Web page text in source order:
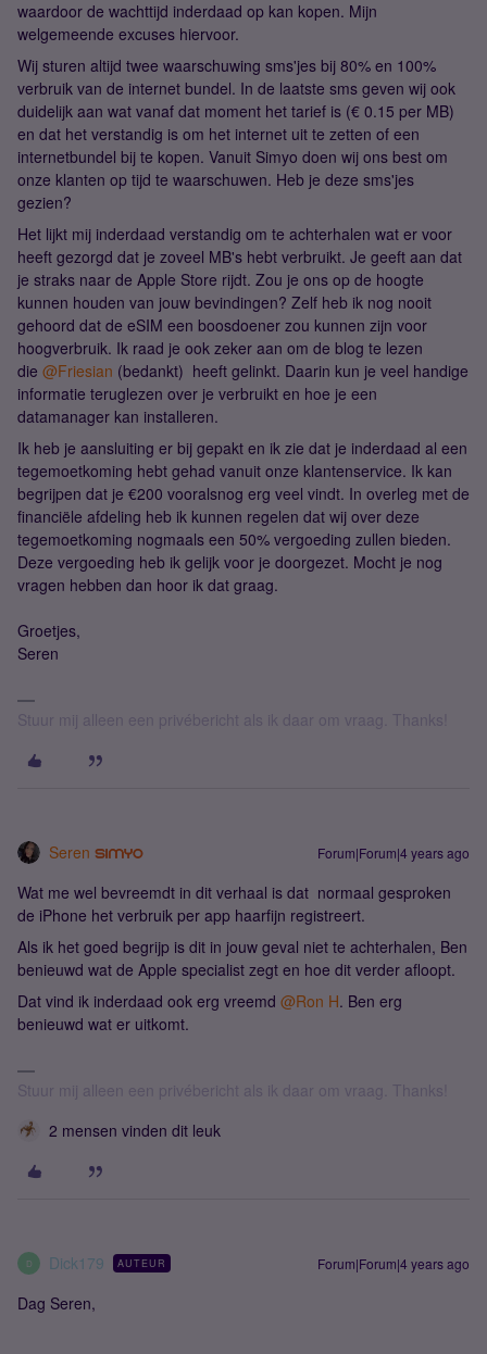
waardoor de wachttijd inderdaad op kan kopen. Mijn
welgemeende excuses hiervoor.
Wij sturen altijd twee waarschuwing sms'jes bij 80% en 100%
verbruik van de internet bundel. In de laatste sms geven wij ook
duidelijk aan wat vanaf dat moment het tarief is (€ 0.15 per MB)
en dat het verstandig is om het internet uit te zetten of een
internetbundel bij te kopen. Vanuit Simyo doen wij ons best om
onze klanten op tijd te waarschuwen. Heb je deze sms'jes
gezien?
Het lijkt mij inderdaad verstandig om te achterhalen wat er voor
heeft gezorgd dat je zoveel MB's hebt verbruikt. Je geeft aan dat
je straks naar de Apple Store rijdt. Zou je ons op de hoogte
kunnen houden van jouw bevindingen? Zelf heb ik nog nooit
gehoord dat de eSIM een boosdoener zou kunnen zijn voor
hoogverbruik. Ik raad je ook zeker aan om de blog te lezen
die @Friesian (bedankt) heeft gelinkt. Daarin kun je veel handige
informatie teruglezen over je verbruikt en hoe je een
datamanager kan installeren.
Ik heb je aansluiting er bij gepakt en ik zie dat je inderdaad al een
tegemoetkoming hebt gehad vanuit onze klantenservice. Ik kan
begrijpen dat je €200 vooralsnog erg veel vindt. In overleg met de
financiële afdeling heb ik kunnen regelen dat wij over deze
tegemoetkoming nogmaals een 50% vergoeding zullen bieden.
Deze vergoeding heb ik gelijk voor je doorgezet. Mocht je nog
vragen hebben dan hoor ik dat graag.
Groetjes,
Seren
Stuur mij alleen een privébericht als ik daar om vraag. Thanks!
Seren Forum|Forum|4 years ago
Wat me wel bevreemdt in dit verhaal is dat normaal gesproken
de iPhone het verbruik per app haarfijn registreert.
Als ik het goed begrijp is dit in jouw geval niet te achterhalen, Ben
benieuwd wat de Apple specialist zegt en hoe dit verder afloopt.
Dat vind ik inderdaad ook erg vreemd @Ron H. Ben erg
benieuwd wat er uitkomt.
Stuur mij alleen een privébericht als ik daar om vraag. Thanks!
2 mensen vinden dit leuk
D Dick179 AUTEUR Forum|Forum|4 years ago
Dag Seren,